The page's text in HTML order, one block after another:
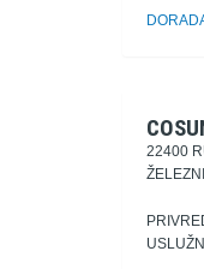
22400